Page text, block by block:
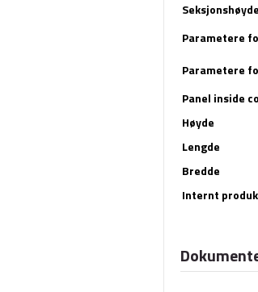
Seksjonshøyde
Parametere
Parametere
Panel inside
Høyde
Lengde
Bredde
Internt